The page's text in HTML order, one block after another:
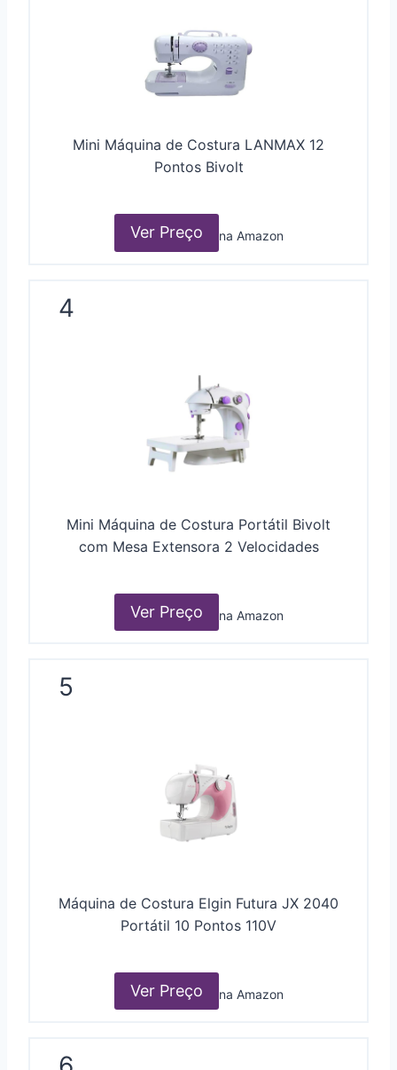
Mini Máquina de Costura LANMAX 12
Pontos Bivolt
Ver Preço na Amazon
4
Mini Máquina de Costura Portátil Bivolt
com Mesa Extensora 2 Velocidades
Ver Preço na Amazon
5
Máquina de Costura Elgin Futura JX 2040
Portátil 10 Pontos 110V
Ver Preço na Amazon